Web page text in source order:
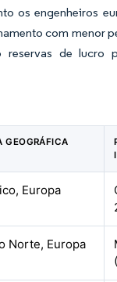
os engenheiros
com menor
de lucro
GEOGRÁFICA
Europa
Norte, Europa